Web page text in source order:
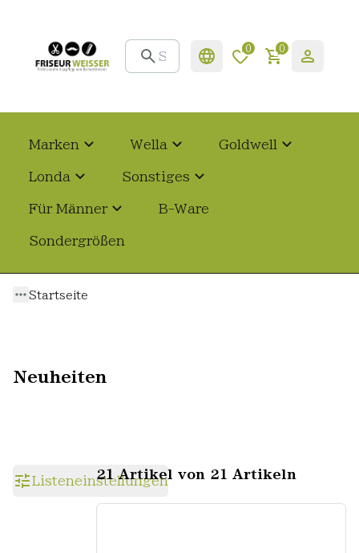
0 0
Marken Wella Goldwell
Londa Sonstiges
Für Männer B-Ware
Sondergrößen
Startseite
Neuheiten
Listeneinstellungen
21 Artikel von 21 Artikeln